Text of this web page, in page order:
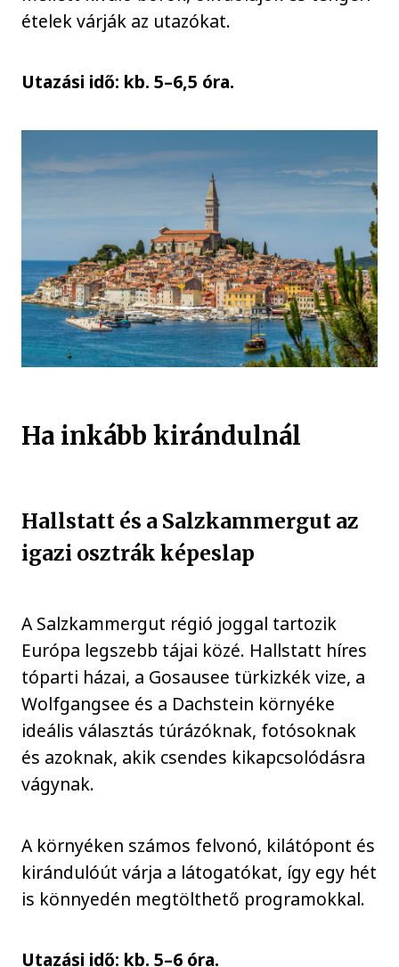
ételek várják az utazókat.
Utazási idő: kb. 5–6,5 óra.
Ha inkább kirándulnál
Hallstatt és a Salzkammergut az
igazi osztrák képeslap
A Salzkammergut régió joggal tartozik
Európa legszebb tájai közé. Hallstatt híres
tóparti házai, a Gosausee türkizkék vize, a
Wolfgangsee és a Dachstein környéke
ideális választás túrázóknak, fotósoknak
és azoknak, akik csendes kikapcsolódásra
vágynak.
A környéken számos felvonó, kilátópont és
kirándulóút várja a látogatókat, így egy hét
is könnyedén megtölthető programokkal.
Utazási idő: kb. 5–6 óra.